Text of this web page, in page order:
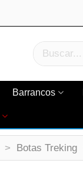
Barrancos
> Botas Treking